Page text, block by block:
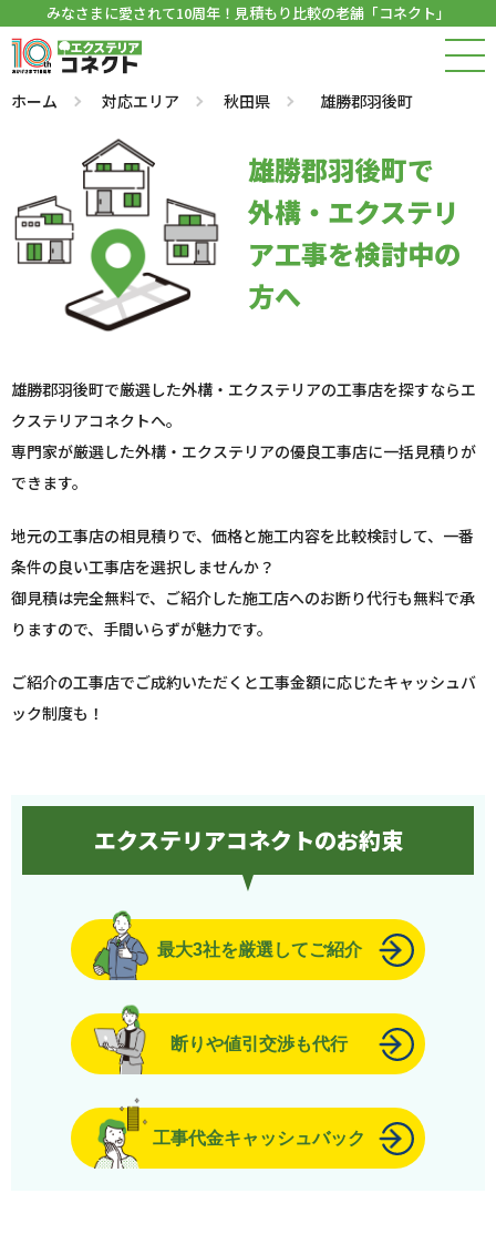
みなさまに愛されて10周年！見積もり比較の老舗「コネクト」
ホーム 対応エリア 秋田県 雄勝郡羽後町
雄勝郡羽後町で
外構・エクステリ
ア工事を検討中の
方へ
雄勝郡羽後町で厳選した外構・エクステリアの工事店を探すならエ
クステリアコネクトへ。
専門家が厳選した外構・エクステリアの優良工事店に一括見積りが
できます。
地元の工事店の相見積りで、価格と施工内容を比較検討して、一番
条件の良い工事店を選択しませんか？
御見積は完全無料で、ご紹介した施工店へのお断り代行も無料で承
りますので、手間いらずが魅力です。
ご紹介の工事店でご成約いただくと工事金額に応じたキャッシュバ
ック制度も！
エクステリアコネクトのお約束
最大3社を厳選してご紹介
断りや値引交渉も代行
工事代金キャッシュバック